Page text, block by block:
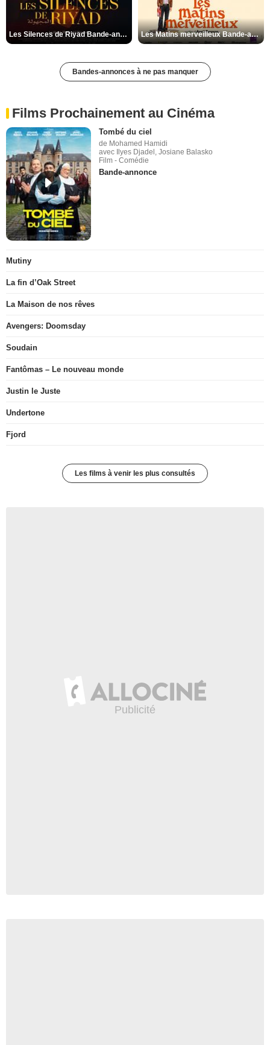
Les Silences de Riyad Bande-annonce VO STFR Les Matins merveilleux Bande-annonce VF
Bandes-annonces à ne pas manquer
Films Prochainement au Cinéma
Tombé du ciel
de Mohamed Hamidi
avec Ilyes Djadel, Josiane Balasko
Film - Comédie
Bande-annonce
Mutiny
La fin d’Oak Street
La Maison de nos rêves
Avengers: Doomsday
Soudain
Fantômas – Le nouveau monde
Justin le Juste
Undertone
Fjord
Les films à venir les plus consultés